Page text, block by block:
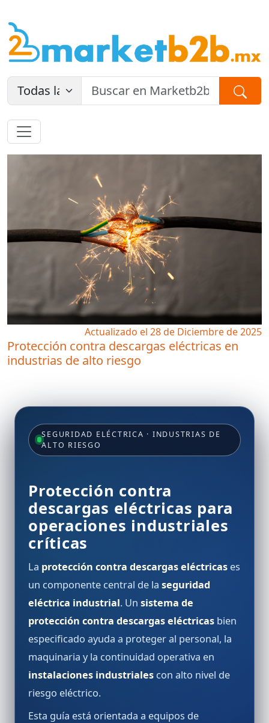
Actualizado el 28 de Diciembre de 2025
Protección contra descargas eléctricas en
industrias de alto riesgo
SEGURIDAD ELÉCTRICA · INDUSTRIAS DE
ALTO RIESGO
Protección contra
descargas eléctricas para
operaciones industriales
críticas
La protección contra descargas eléctricas es
un componente central de la seguridad
eléctrica industrial. Un sistema de
protección contra descargas eléctricas bien
especificado ayuda a proteger al personal, la
maquinaria y la continuidad operativa en
instalaciones industriales con alto nivel de
riesgo eléctrico.
Esta guía está orientada a equipos de